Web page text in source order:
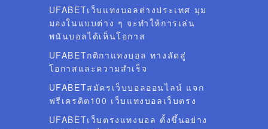
UFABETเว็บแทงบอลต่างประเทศ มุม
มองในแบบต่าง ๆ จะทำให้การเล่น
พนันบอลได้เห็นโอกาส
UFABETกติกาแทงบอล ทางลัดสู่
โอกาสและความสำเร็จ
UFABETสมัครเว็บบอลออนไลน์ แจก
ฟรีเครดิต100 เว็บแทงบอลเว็บตรง
UFABETเว็บตรงแทงบอล ตั้งขึ้นอย่าง